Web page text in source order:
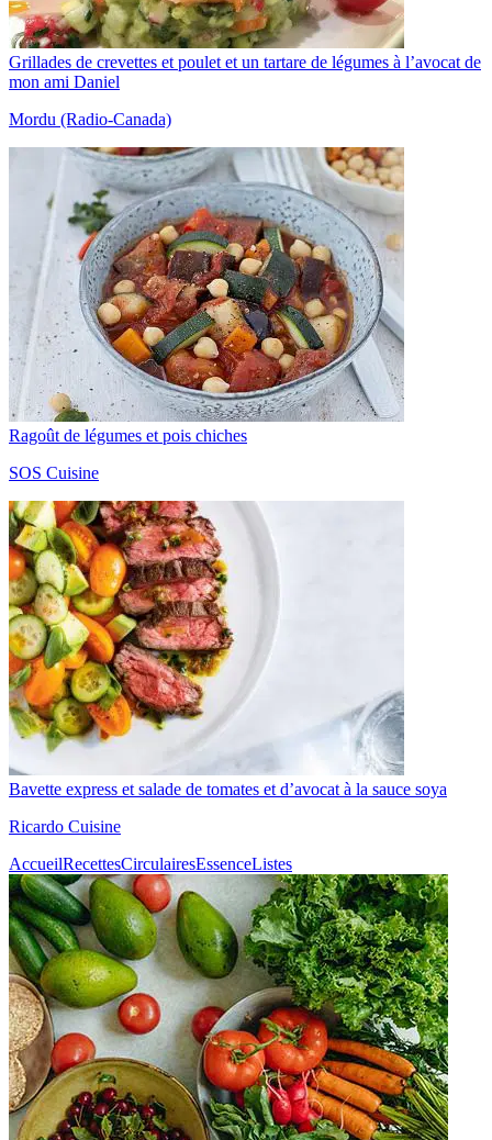
Grillades de crevettes et poulet et un tartare de légumes à l’avocat de
mon ami Daniel
Mordu (Radio-Canada)
Ragoût de légumes et pois chiches
SOS Cuisine
Bavette express et salade de tomates et d’avocat à la sauce soya
Ricardo Cuisine
AccueilRecettesCirculairesEssenceListes